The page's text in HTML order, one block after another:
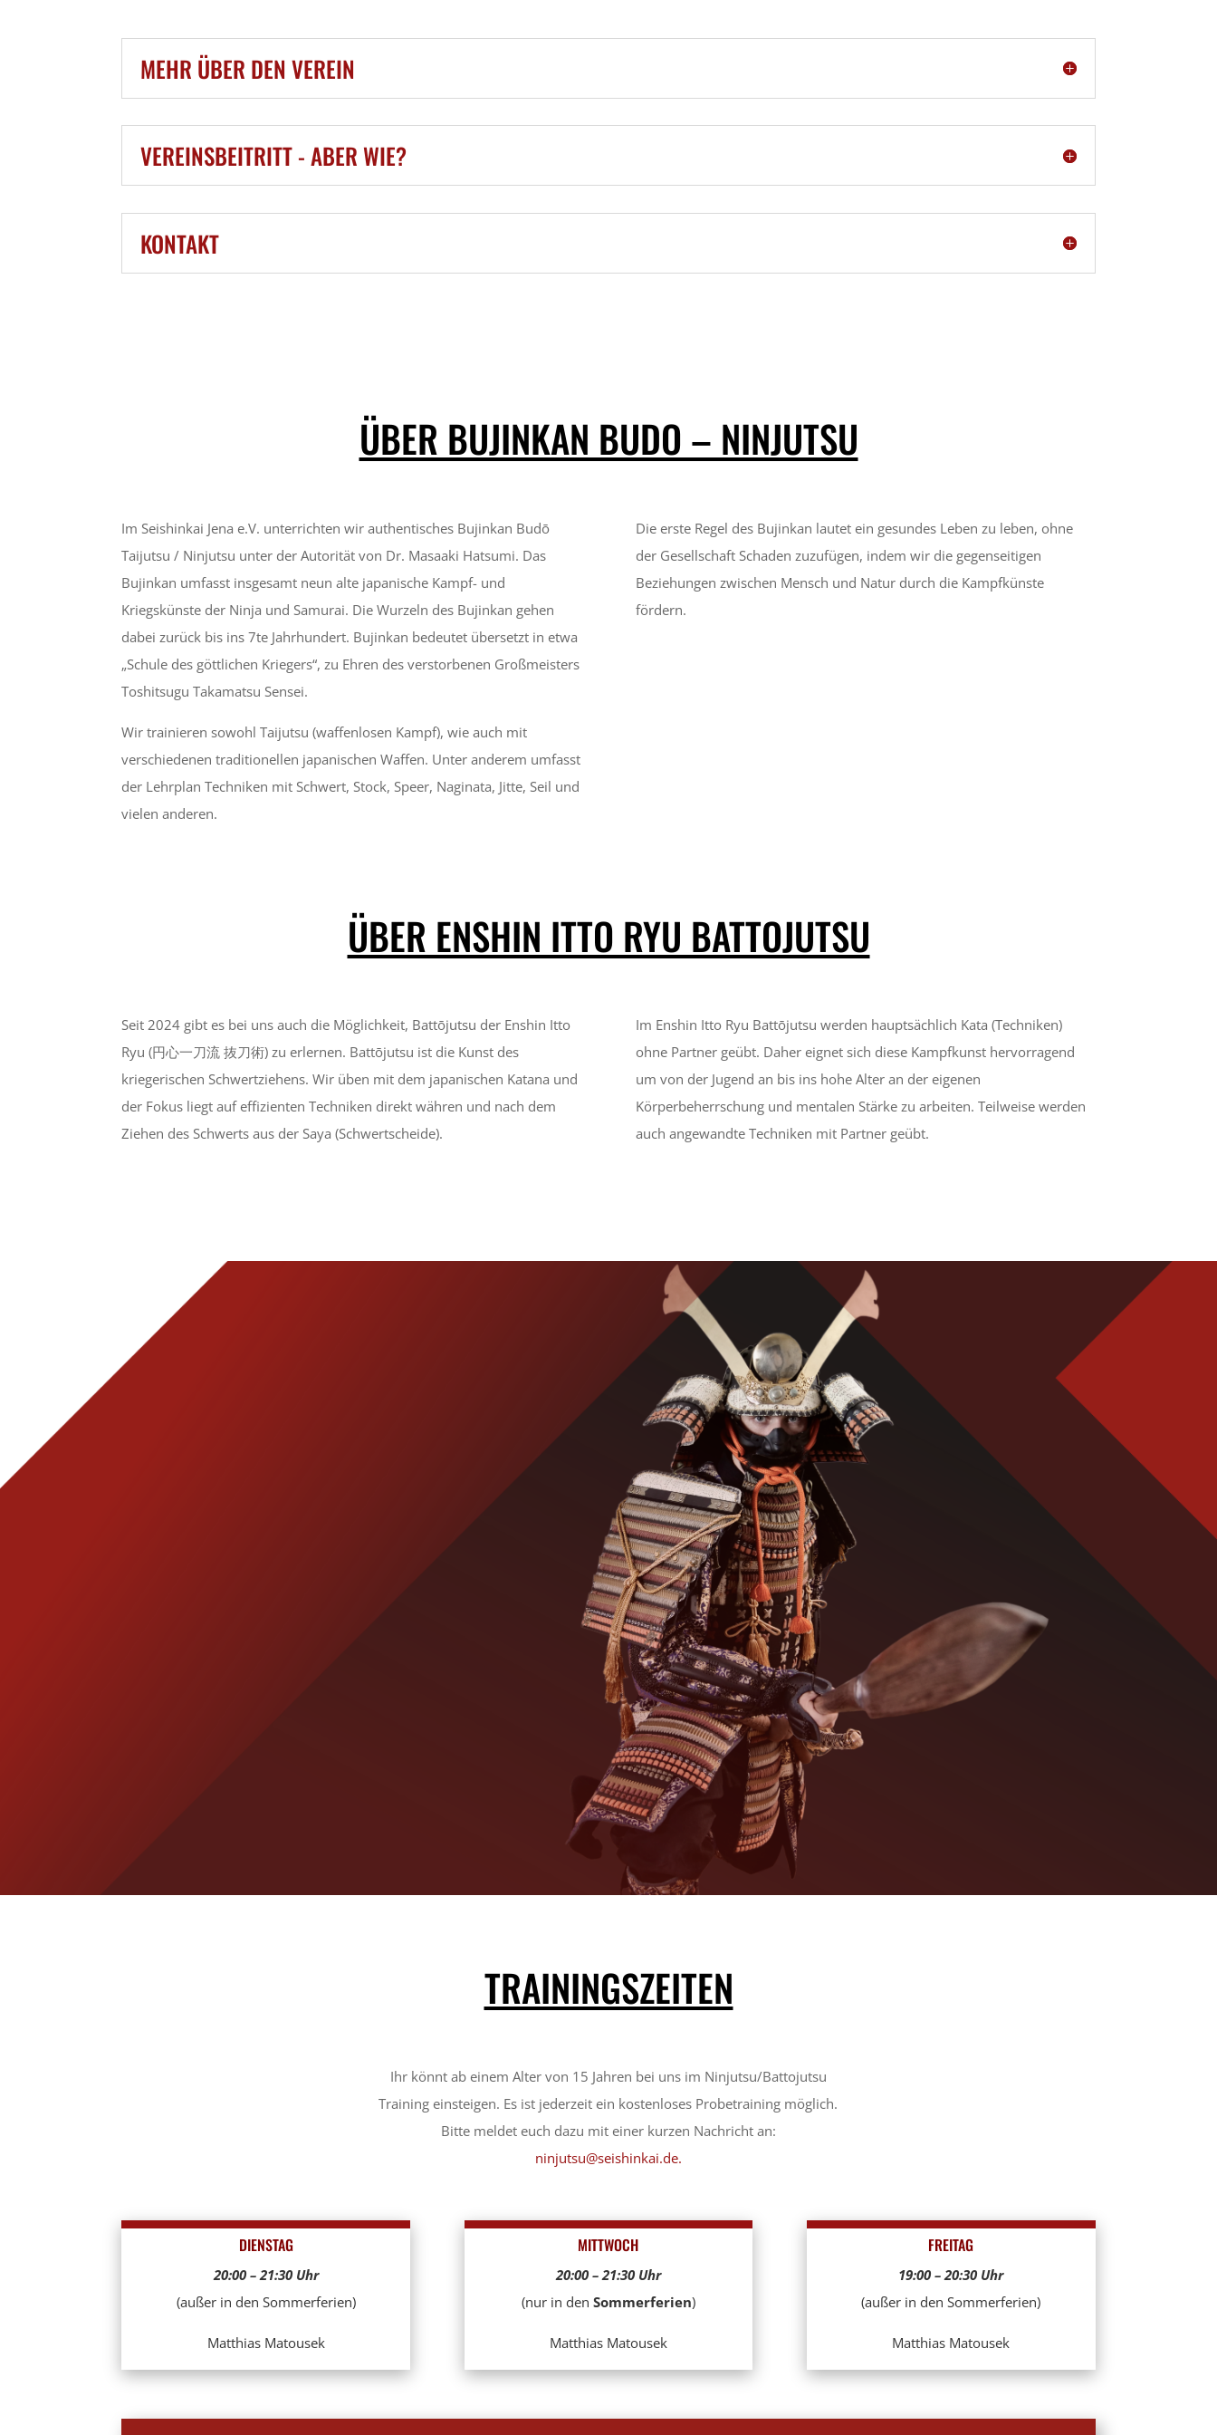
MEHR ÜBER DEN VEREIN
VEREINSBEITRITT - ABER WIE?
KONTAKT
ÜBER BUJINKAN BUDO – NINJUTSU
Im Seishinkai Jena e.V. unterrichten wir authentisches Bujinkan Budō
Taijutsu / Ninjutsu unter der Autorität von Dr. Masaaki Hatsumi. Das
Bujinkan umfasst insgesamt neun alte japanische Kampf- und
Kriegskünste der Ninja und Samurai. Die Wurzeln des Bujinkan gehen
dabei zurück bis ins 7te Jahrhundert. Bujinkan bedeutet übersetzt in etwa
„Schule des göttlichen Kriegers“, zu Ehren des verstorbenen Großmeisters
Toshitsugu Takamatsu Sensei.
Wir trainieren sowohl Taijutsu (waffenlosen Kampf), wie auch mit
verschiedenen traditionellen japanischen Waffen. Unter anderem umfasst
der Lehrplan Techniken mit Schwert, Stock, Speer, Naginata, Jitte, Seil und
vielen anderen.
Die erste Regel des Bujinkan lautet ein gesundes Leben zu leben, ohne
der Gesellschaft Schaden zuzufügen, indem wir die gegenseitigen
Beziehungen zwischen Mensch und Natur durch die Kampfkünste
fördern.
ÜBER ENSHIN ITTO RYU BATTOJUTSU
Seit 2024 gibt es bei uns auch die Möglichkeit, Battōjutsu der Enshin Itto
Ryu (円⼼⼀⼑流 抜⼑術) zu erlernen. Battōjutsu ist die Kunst des
kriegerischen Schwertziehens. Wir üben mit dem japanischen Katana und
der Fokus liegt auf effizienten Techniken direkt währen und nach dem
Ziehen des Schwerts aus der Saya (Schwertscheide).
Im Enshin Itto Ryu Battōjutsu werden hauptsächlich Kata (Techniken)
ohne Partner geübt. Daher eignet sich diese Kampfkunst hervorragend
um von der Jugend an bis ins hohe Alter an der eigenen
Körperbeherrschung und mentalen Stärke zu arbeiten. Teilweise werden
auch angewandte Techniken mit Partner geübt.
TRAININGSZEITEN
Ihr könnt ab einem Alter von 15 Jahren bei uns im Ninjutsu/Battojutsu
Training einsteigen. Es ist jederzeit ein kostenloses Probetraining möglich.
Bitte meldet euch dazu mit einer kurzen Nachricht an:
ninjutsu@seishinkai.de.
DIENSTAG
20:00 – 21:30 Uhr
(außer in den Sommerferien)
Matthias Matousek
MITTWOCH
20:00 – 21:30 Uhr
(nur in den Sommerferien)
Matthias Matousek
FREITAG
19:00 – 20:30 Uhr
(außer in den Sommerferien)
Matthias Matousek